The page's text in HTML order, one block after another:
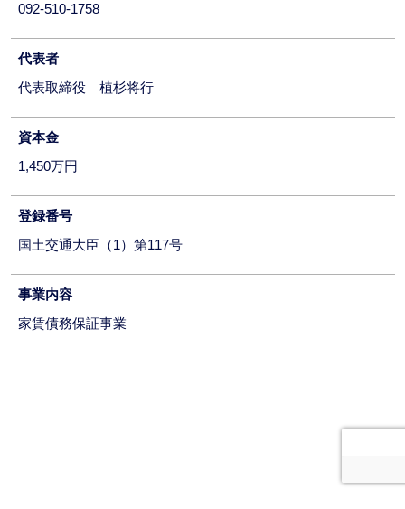
092-510-1758
代表者
代表取締役 植杉将行
資本金
1,450万円
登録番号
国土交通大臣（1）第117号
事業内容
家賃債務保証事業